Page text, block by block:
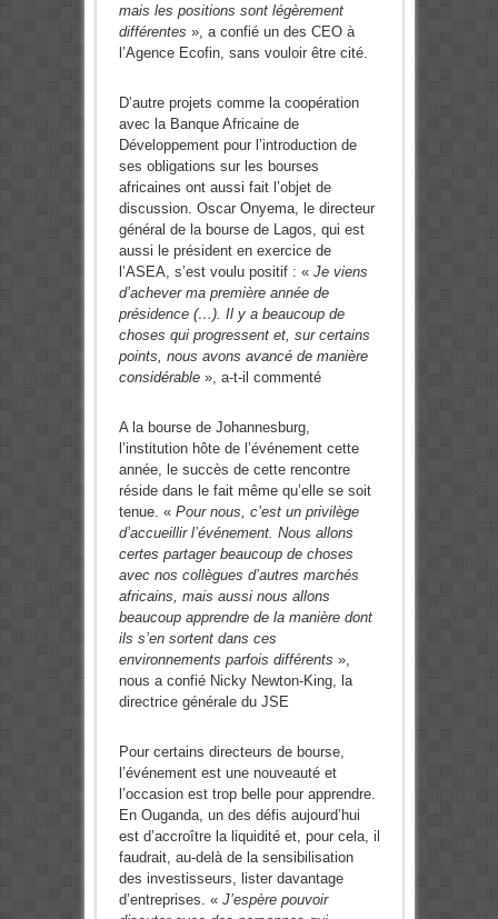
mais les positions sont légèrement
différentes », a confié un des CEO à
l’Agence Ecofin, sans vouloir être cité.
D’autre projets comme la coopération
avec la Banque Africaine de
Développement pour l’introduction de
ses obligations sur les bourses
africaines ont aussi fait l’objet de
discussion. Oscar Onyema, le directeur
général de la bourse de Lagos, qui est
aussi le président en exercice de
l’ASEA, s’est voulu positif : « Je viens
d’achever ma première année de
présidence (…). Il y a beaucoup de
choses qui progressent et, sur certains
points, nous avons avancé de manière
considérable », a-t-il commenté
A la bourse de Johannesburg,
l’institution hôte de l’événement cette
année, le succès de cette rencontre
réside dans le fait même qu’elle se soit
tenue. « Pour nous, c’est un privilège
d’accueillir l’événement. Nous allons
certes partager beaucoup de choses
avec nos collègues d’autres marchés
africains, mais aussi nous allons
beaucoup apprendre de la manière dont
ils s’en sortent dans ces
environnements parfois différents »,
nous a confié Nicky Newton-King, la
directrice générale du JSE
Pour certains directeurs de bourse,
l’événement est une nouveauté et
l’occasion est trop belle pour apprendre.
En Ouganda, un des défis aujourd’hui
est d’accroître la liquidité et, pour cela, il
faudrait, au-delà de la sensibilisation
des investisseurs, lister davantage
d’entreprises. « J’espère pouvoir